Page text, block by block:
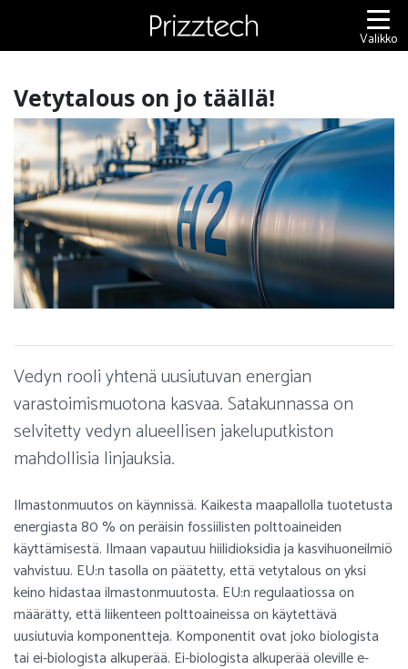
Valikko
Vetytalous on jo täällä!
Vedyn rooli yhtenä uusiutuvan energian
varastoimismuotona kasvaa. Satakunnassa on
selvitetty vedyn alueellisen jakeluputkiston
mahdollisia linjauksia.
Ilmastonmuutos on käynnissä. Kaikesta maapallolla tuotetusta
energiasta 80 % on peräisin fossiilisten polttoaineiden
käyttämisestä. Ilmaan vapautuu hiilidioksidia ja kasvihuoneilmiö
vahvistuu. EU:n tasolla on päätetty, että vetytalous on yksi
keino hidastaa ilmastonmuutosta. EU:n regulaatiossa on
määrätty, että liikenteen polttoaineissa on käytettävä
uusiutuvia komponentteja. Komponentit ovat joko biologista
tai ei-biologista alkuperää. Ei-biologista alkuperää oleville e-